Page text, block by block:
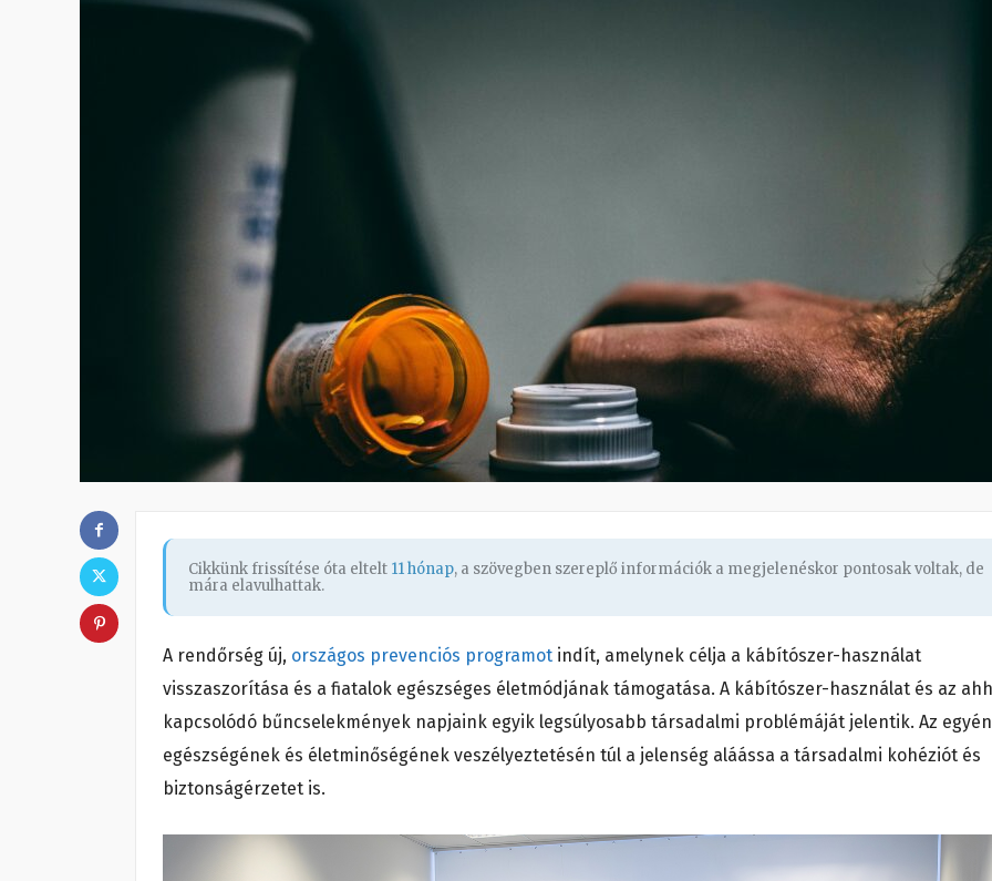
Cikkünk frissítése óta eltelt 11 hónap, a szövegben szereplő információk a megjelenéskor pontosak voltak, de
mára elavulhattak.
A rendőrség új, országos prevenciós programot indít, amelynek célja a kábítószer-használat
visszaszorítása és a fiatalok egészséges életmódjának támogatása. A kábítószer-használat és az
kapcsolódó bűncselekmények napjaink egyik legsúlyosabb társadalmi problémáját jelentik. Az
egészségének és életminőségének veszélyeztetésén túl a jelenség aláássa a társadalmi kohéziót és
biztonságérzetet is.